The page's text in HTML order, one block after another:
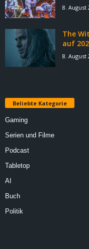
8. August
The
auf
8. August
Beliebte Kategorie
Gaming
Serien und Filme
Podcast
Tabletop
AI
Buch
Politik